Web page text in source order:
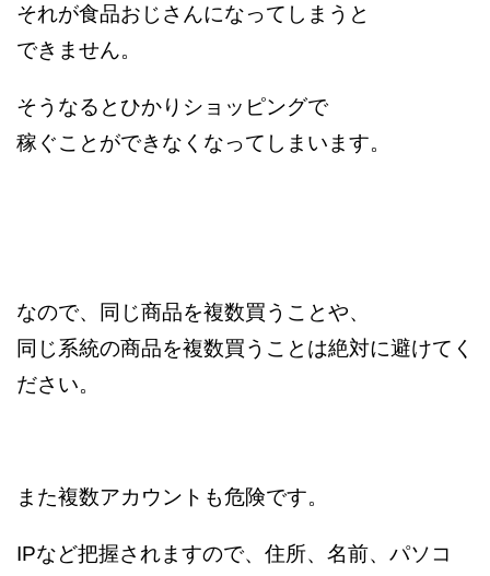
それが食品おじさんになってしまうと
できません。
そうなるとひかりショッピングで
稼ぐことができなくなってしまいます。
なので、同じ商品を複数買うことや、
同じ系統の商品を複数買うことは絶対に避けてく
ださい。
また複数アカウントも危険です。
IPなど把握されますので、住所、名前、パソコ